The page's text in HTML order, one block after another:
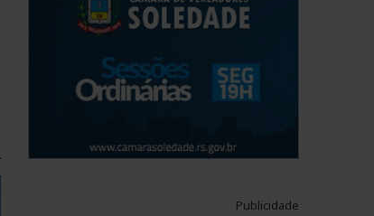
Publicidade